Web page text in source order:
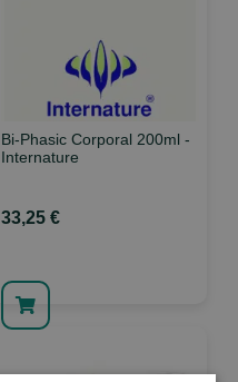
Bi-Phasic Corporal 200ml -
Internature
33,25 €